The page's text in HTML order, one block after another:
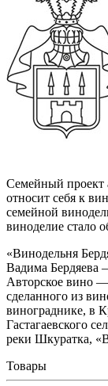
Семейный проект
относит себя к
семейной
виноделие стало
«Винодельня
Вадима Бердяева
Авторское вино
сделанного из
винограднике, в
Гастагаевского
реки Шкуратка,
Товары